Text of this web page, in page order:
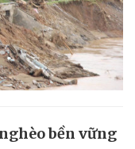
bền vững